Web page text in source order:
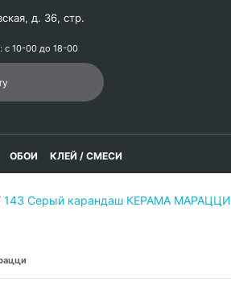
д. 36, стр.
с 10-00 до 18-00
ОБОИ КЛЕЙ / СМЕСИ
143 Серый карандаш КЕРАМА МАРАЦЦИ